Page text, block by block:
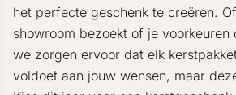
het perfecte geschenk te creëren.
showroom bezoekt of je voorkeuren
we zorgen ervoor dat elk
voldoet aan jouw wensen, maar